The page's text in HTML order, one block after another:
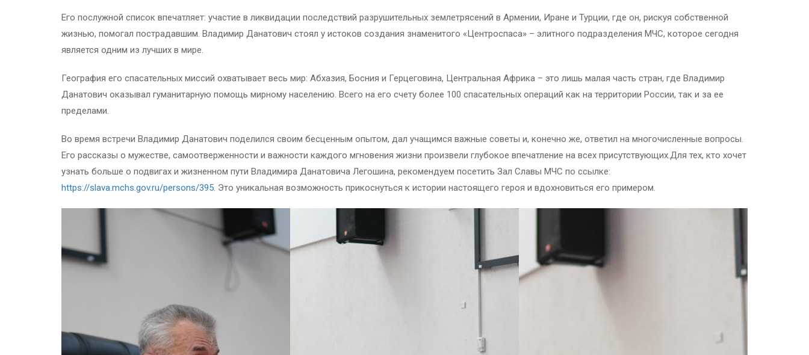
Его послужной список впечатляет: участие в ликвидации последствий разрушительных землетрясений в Армении, Иране и Турции, где он, рискуя собственной
жизнью, помогал пострадавшим. Владимир Данатович стоял у истоков создания знаменитого «Центроспаса» – элитного подразделения МЧС, которое сегодня
является одним из лучших в мире.
География его спасательных миссий охватывает весь мир: Абхазия, Босния и Герцеговина, Центральная Африка – это лишь малая часть стран, где Владимир
Данатович оказывал гуманитарную помощь мирному населению. Всего на его счету более 100 спасательных операций как на территории России, так и за ее
пределами.
Во время встречи Владимир Данатович поделился своим бесценным опытом, дал учащимся важные советы и, конечно же, ответил на многочисленные вопросы.
Его рассказы о мужестве, самоотверженности и важности каждого мгновения жизни произвели глубокое впечатление на всех присутствующих.Для тех, кто хочет
узнать больше о подвигах и жизненном пути Владимира Данатовича Легошина, рекомендуем посетить Зал Славы МЧС по ссылке:
https://slava.mchs.gov.ru/persons/395. Это уникальная возможность прикоснуться к истории настоящего героя и вдохновиться его примером.